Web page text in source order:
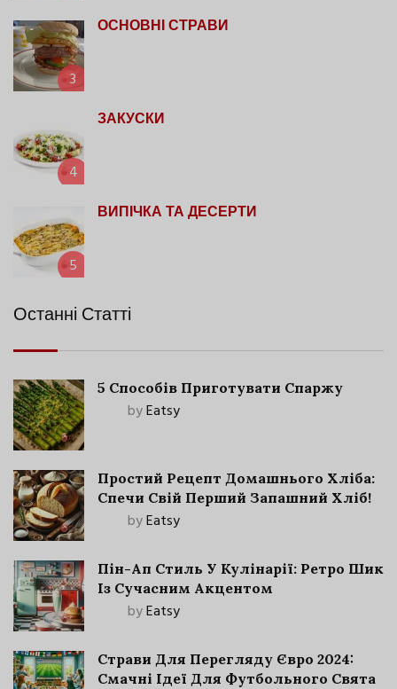
3
ОСНОВНІ СТРАВИ
4
ЗАКУСКИ
5
ВИПІЧКА ТА ДЕСЕРТИ
Останні Статті
5 Способів Приготувати Спаржу
byEatsy
Простий Рецепт Домашнього Хліба:
Спечи Свій Перший Запашний Хліб!
byEatsy
Пін-Ап Стиль У Кулінарії: Ретро Шик
Із Сучасним Акцентом
byEatsy
Страви Для Перегляду Євро 2024:
Смачні Ідеї Для Футбольного Свята